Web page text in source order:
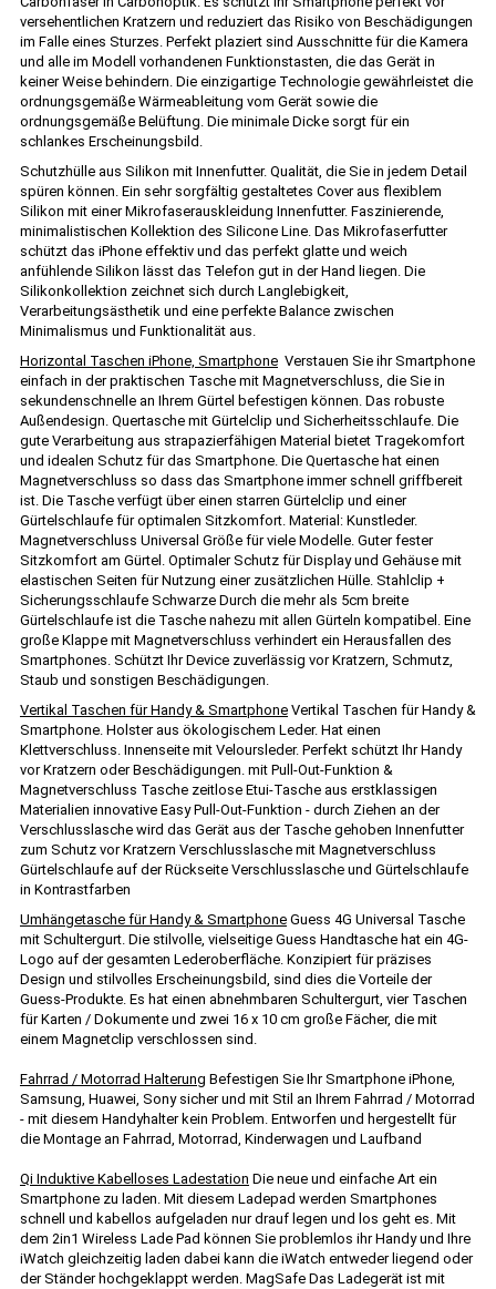
versehentlichen Kratzern und reduziert das Risiko von Beschädigungen
im Falle eines Sturzes. Perfekt plaziert sind Ausschnitte für die Kamera
und alle im Modell vorhandenen Funktionstasten, die das Gerät in
keiner Weise behindern. Die einzigartige Technologie gewährleistet die
ordnungsgemäße Wärmeableitung vom Gerät sowie die
ordnungsgemäße Belüftung. Die minimale Dicke sorgt für ein
schlankes Erscheinungsbild.
Schutzhülle aus Silikon mit Innenfutter. Qualität, die Sie in jedem Detail
spüren können. Ein sehr sorgfältig gestaltetes Cover aus flexiblem
Silikon mit einer Mikrofaserauskleidung Innenfutter. Faszinierende,
minimalistischen Kollektion des Silicone Line. Das Mikrofaserfutter
schützt das iPhone effektiv und das perfekt glatte und weich
anfühlende Silikon lässt das Telefon gut in der Hand liegen. Die
Silikonkollektion zeichnet sich durch Langlebigkeit,
Verarbeitungsästhetik und eine perfekte Balance zwischen
Minimalismus und Funktionalität aus.
Horizontal Taschen iPhone, Smartphone Verstauen Sie ihr Smartphone
einfach in der praktischen Tasche mit Magnetverschluss, die Sie in
sekundenschnelle an Ihrem Gürtel befestigen können. Das robuste
Außendesign. Quertasche mit Gürtelclip und Sicherheitsschlaufe. Die
gute Verarbeitung aus strapazierfähigen Material bietet Tragekomfort
und idealen Schutz für das Smartphone. Die Quertasche hat einen
Magnetverschluss so dass das Smartphone immer schnell griffbereit
ist. Die Tasche verfügt über einen starren Gürtelclip und einer
Gürtelschlaufe für optimalen Sitzkomfort. Material: Kunstleder.
Magnetverschluss Universal Größe für viele Modelle. Guter fester
Sitzkomfort am Gürtel. Optimaler Schutz für Display und Gehäuse mit
elastischen Seiten für Nutzung einer zusätzlichen Hülle. Stahlclip +
Sicherungsschlaufe Schwarze Durch die mehr als 5cm breite
Gürtelschlaufe ist die Tasche nahezu mit allen Gürteln kompatibel. Eine
große Klappe mit Magnetverschluss verhindert ein Herausfallen des
Smartphones. Schützt Ihr Device zuverlässig vor Kratzern, Schmutz,
Staub und sonstigen Beschädigungen.
Vertikal Taschen für Handy & Smartphone Vertikal Taschen für Handy &
Smartphone. Holster aus ökologischem Leder. Hat einen
Klettverschluss. Innenseite mit Veloursleder. Perfekt schützt Ihr Handy
vor Kratzern oder Beschädigungen. mit Pull-Out-Funktion &
Magnetverschluss Tasche zeitlose Etui-Tasche aus erstklassigen
Materialien innovative Easy Pull-Out-Funktion - durch Ziehen an der
Verschlusslasche wird das Gerät aus der Tasche gehoben Innenfutter
zum Schutz vor Kratzern Verschlusslasche mit Magnetverschluss
Gürtelschlaufe auf der Rückseite Verschlusslasche und Gürtelschlaufe
in Kontrastfarben
Umhängetasche für Handy & Smartphone Guess 4G Universal Tasche
mit Schultergurt. Die stilvolle, vielseitige Guess Handtasche hat ein 4G-
Logo auf der gesamten Lederoberfläche. Konzipiert für präzises
Design und stilvolles Erscheinungsbild, sind dies die Vorteile der
Guess-Produkte. Es hat einen abnehmbaren Schultergurt, vier Taschen
für Karten / Dokumente und zwei 16 x 10 cm große Fächer, die mit
einem Magnetclip verschlossen sind.
Fahrrad / Motorrad Halterung Befestigen Sie Ihr Smartphone iPhone,
Samsung, Huawei, Sony sicher und mit Stil an Ihrem Fahrrad / Motorrad
- mit diesem Handyhalter kein Problem. Entworfen und hergestellt für
die Montage an Fahrrad, Motorrad, Kinderwagen und Laufband
Qi Induktive Kabelloses Ladestation Die neue und einfache Art ein
Smartphone zu laden. Mit diesem Ladepad werden Smartphones
schnell und kabellos aufgeladen nur drauf legen und los geht es. Mit
dem 2in1 Wireless Lade Pad können Sie problemlos ihr Handy und Ihre
iWatch gleichzeitig laden dabei kann die iWatch entweder liegend oder
der Ständer hochgeklappt werden. MagSafe Das Ladegerät ist mit